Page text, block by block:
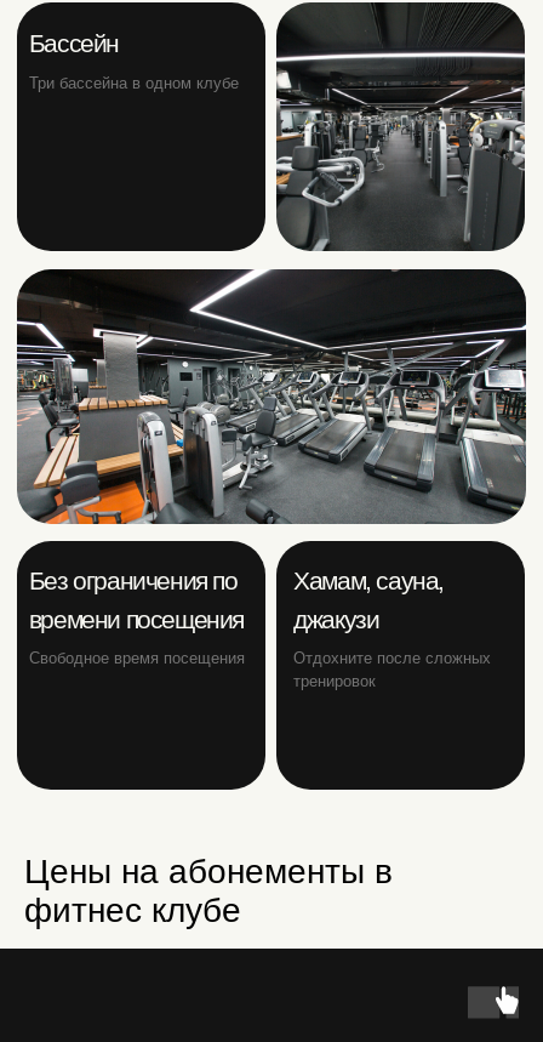
Цены на абонементы в
фитнес клубе